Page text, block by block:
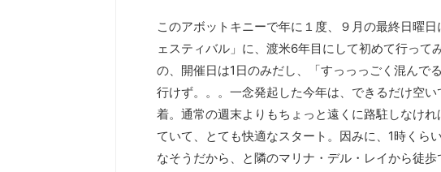
このアボットキニーで年に１度、９月の最終日曜
ェスティバル」に、渡米6年目にして初めて行って
の、開催日は1日のみだし、「すっっっごく混んで
行けず。。。一念発起した今年は、できるだけ空
着。通常の週末よりもちょっと遠くに路駐しなけ
ていて、とても快適なスタート。因みに、1時くら
なそうだから、と隣のマリナ・デル・レイから徒歩